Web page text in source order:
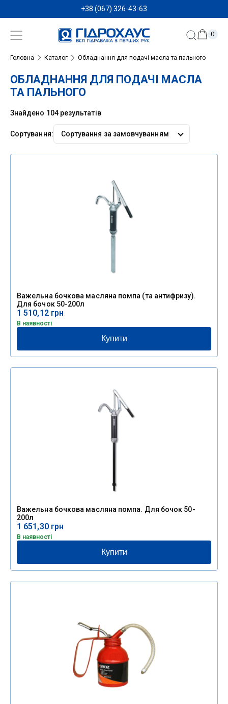
+38 (067) 326-43-63
0
Головна Каталог Обладнання для подачі масла та пального
ОБЛАДНАННЯ ДЛЯ ПОДАЧІ МАСЛА
ТА ПАЛЬНОГО
Знайдено 104 результатів
Сортувати
Сортування:
Важельна бочкова масляна помпа (та антифризу).
Для бочок 50-200л
1 510,12 грн
В наявності
Купити
Важельна бочкова масляна помпа. Для бочок 50-
200л
1 651,30 грн
В наявності
Купити